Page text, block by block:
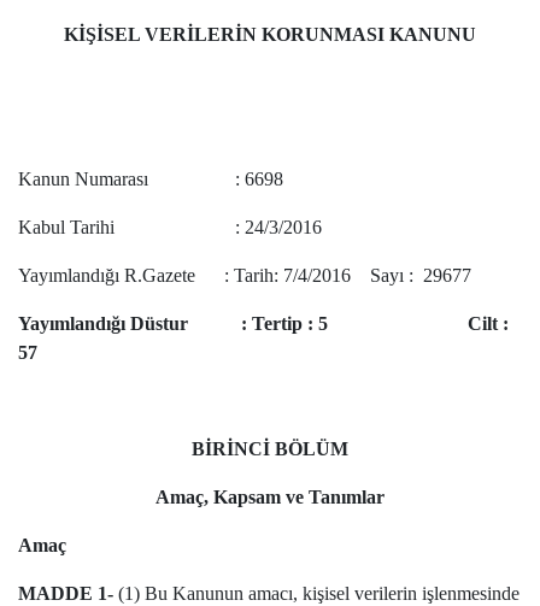
KİŞİSEL VERİLERİN KORUNMASI KANUNU
Kanun Numarası : 6698
Kabul Tarihi : 24/3/2016
Yayımlandığı R.Gazete : Tarih: 7/4/2016 Sayı : 29677
Yayımlandığı Düstur : Tertip : 5 Cilt :
57
BİRİNCİ BÖLÜM
Amaç, Kapsam ve Tanımlar
Amaç
MADDE 1- (1) Bu Kanunun amacı, kişisel verilerin işlenmesinde